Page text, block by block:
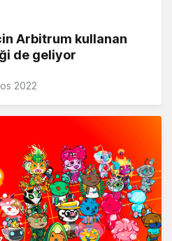
Arbitrum kullanan
de geliyor
2022